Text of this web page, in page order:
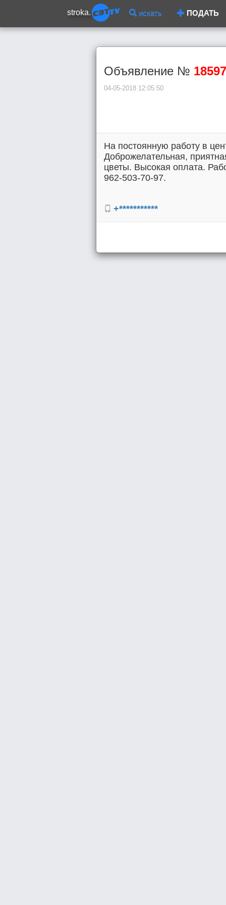
stroka. искать ПОДАТЬ
Объявление № 18597
04-05-2018 12:05:50
На постоянную работу в
Доброжелательная,
цветы. Высокая оплата.
962-503-70-97.
+***********